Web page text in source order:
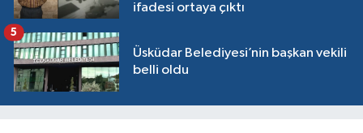
ifadesi ortaya çıktı
Üsküdar Belediyesi’nin başkan vekili
belli oldu
5